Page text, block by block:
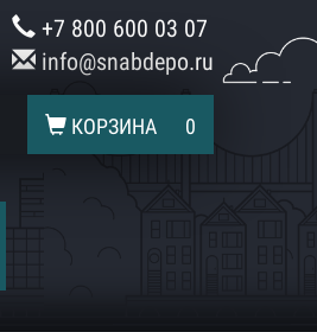
+7 800 600 03 07
info@snabdepo.ru
КОРЗИНА 0